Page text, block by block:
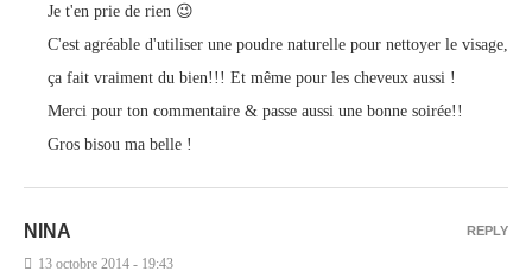
Je t'en prie de rien 😉
C'est agréable d'utiliser une poudre naturelle pour nettoyer le visage,
ça fait vraiment du bien!!! Et même pour les cheveux aussi !
Merci pour ton commentaire & passe aussi une bonne soirée!!
Gros bisou ma belle !
NINA
13 octobre 2014 - 19:43
REPLY